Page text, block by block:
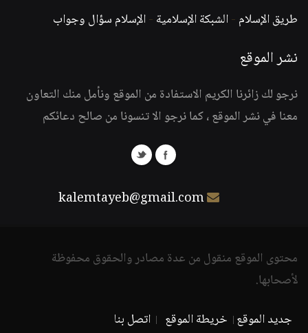
طريق الإسلام -الشبكة الإسلامية -الإسلام سؤال وجواب
نشر الموقع
نرجو لك زائرنا الكريم الاستفادة من الموقع ونأمل منك التعاون
معنا في نشر الموقع ، كما نرجو الا تنسونا من صالح دعائكم
kalemtayeb@gmail.com
محتوى الموقع منقول من عدة مصادر والحقوق محفوظة
لأصحابها.
جديد الموقع خريطة الموقع اتصل بنا